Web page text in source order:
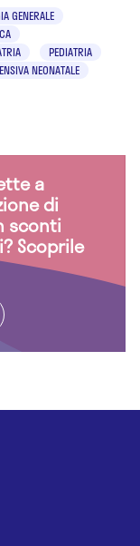
GENERALE
PEDIATRIA
NEONATALE
a
di
sconti
Scoprile